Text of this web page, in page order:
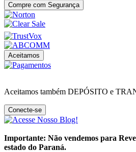
Compre com Segurança
Aceitamos
Aceitamos também DEPÓSITO e
Conecte-se
Importante: Não vendemos para
estado do Paraná.